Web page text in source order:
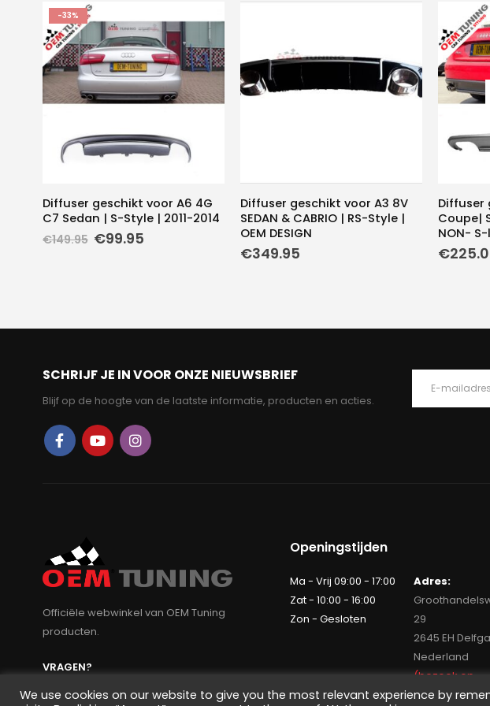
-33%
Diffuser geschikt voor A6 4G
C7 Sedan | S-Style | 2011-2014
€149.95 Oorspronkelijke
€99.95Huidige
Diffuser geschikt voor A3 8V
SEDAN & CABRIO | RS-Style |
OEM DESIGN
€349.95
Diffuser
Coupe|
NON-
€
SCHRIJF JE IN VOOR ONZE NIEUWSBRIEF
Blijf op de hoogte van de laatste informatie, producten en acties.
Officiële webwinkel van OEM Tuning
producten.
VRAGEN?
+31(0)15 – 364 74 52
Openingstijden
Ma - Vrij 09:00 - 17:00
Zat - 10:00 - 16:00
Zon - Gesloten
Adres:
29
2645 EH
Nederland
(bezoek op
afspraak)
We use cookies on our website to give you the most relevant experience by